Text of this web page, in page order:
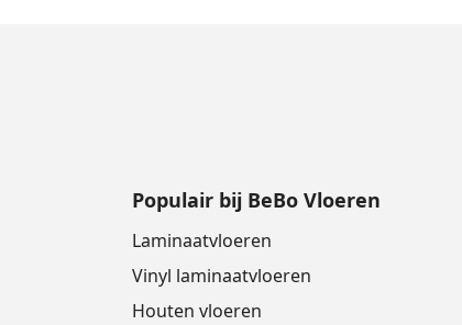
Populair bij BeBo Vloeren
Laminaatvloeren
Vinyl laminaatvloeren
Houten vloeren